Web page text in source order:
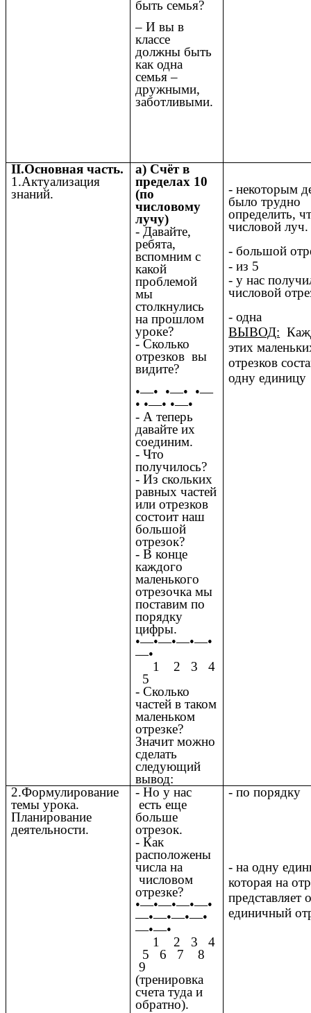
быть семья?
– И вы в
классе
должны быть
как одна
семья –
дружными,
заботливыми.
II.Основная часть.
1.Актуализация
знаний.
а) Счёт в
пределах 10
(по
числовому
лучу)
- Давайте,
ребята,
вспомним с
какой
проблемой
мы
столкнулись
на прошлом
уроке?
- Сколько
отрезков вы
видите?
•—• •—• •—
• •—• •—•
- А теперь
давайте их
соединим.
- Что
получилось?
- Из скольких
равных частей
или отрезков
состоит наш
большой
отрезок?
- В конце
каждого
маленького
отрезочка мы
поставим по
порядку
цифры.
•—•—•—•—•
—•
1 2 3 4
5
- Сколько
частей в таком
маленьком
отрезке?
Значит можно
сделать
следующий
вывод:
- некоторым
было трудно
определить,
числовой луч.
- большой
- из 5
- у нас
числовой
- одна
ВЫВОД:
этих
отрезков
одну единицу
2.Формулирование
темы урока.
Планирование
деятельности.
- Но у нас
есть еще
больше
отрезок.
- Как
расположены
числа на
числовом
отрезке?
•—•—•—•—•
—•—•—•—•
—•—•
1 2 3 4
5 6 7 8
9
(тренировка
счета туда и
обратно).
- по порядку
- на одну
которая на
представляет
единичный